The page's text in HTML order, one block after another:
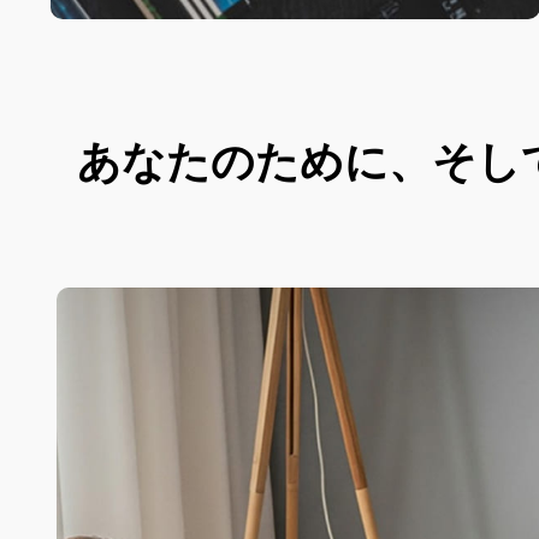
あなたのために、そ